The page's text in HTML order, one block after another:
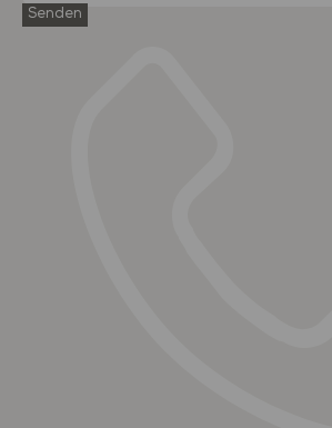
Senden